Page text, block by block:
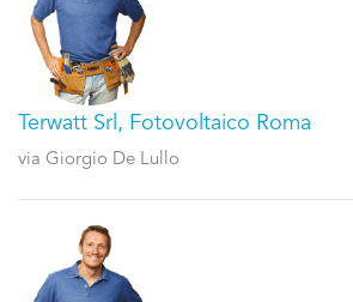
Terwatt Srl, Fotovoltaico Roma
via Giorgio De Lullo